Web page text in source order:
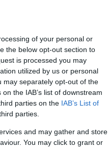
of your personal or
the below opt-out section to
is processed you may
utilized by us or personal
may separately opt-out of the
the IAB’s list of downstream
parties on the IAB’s List of
parties.
and may gather and store
You may click to grant or